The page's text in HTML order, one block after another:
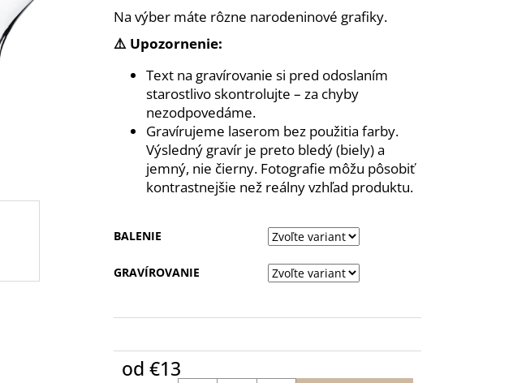
Na výber máte rôzne narodeninové grafiky.
⚠️ Upozornenie:
Text na gravírovanie si pred odoslaním
starostlivo skontrolujte – za chyby
nezodpovedáme.
Gravírujeme laserom bez použitia farby.
Výsledný gravír je preto bledý (biely) a
jemný, nie čierny. Fotografie môžu pôsobiť
kontrastnejšie než reálny vzhľad produktu.
BALENIE
GRAVÍROVANIE
od €13
ML S VLASTNÝM GRAVÍROVANÍM